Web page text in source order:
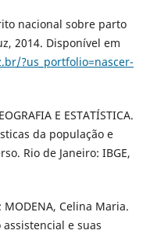
nacional sobre parto
2014. Disponível em
?us_portfolio=nascer-
E ESTATÍSTICA.
da população e
Rio de Janeiro: IBGE,
Celina Maria.
e suas